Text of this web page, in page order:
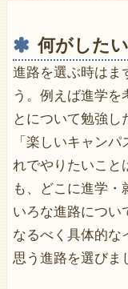
何がした
進路を選ぶ時はま
う。例えば進学を
とについて勉強し
「楽しいキャン
れでやりたいこと
も、どこに進学・
いろな進路につい
なるべく具体的な
思う進路を選びま